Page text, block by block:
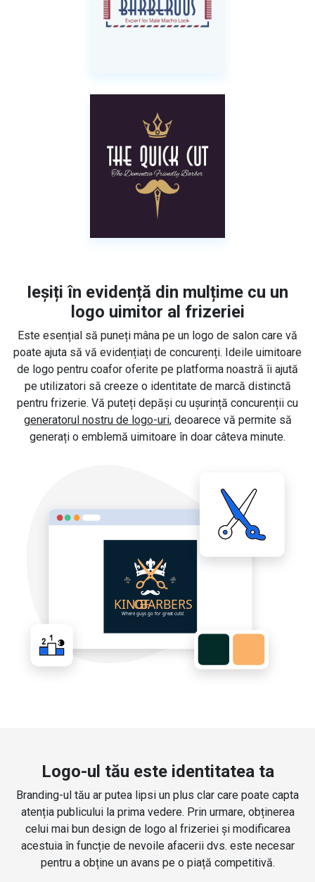
Ieșiți în evidență din mulțime cu un
logo uimitor al frizeriei
Este esențial să puneți mâna pe un logo de salon care vă
poate ajuta să vă evidențiați de concurenți. Ideile uimitoare
de logo pentru coafor oferite pe platforma noastră îi ajută
pe utilizatori să creeze o identitate de marcă distinctă
pentru frizerie. Vă puteți depăși cu ușurință concurenții cu
generatorul nostru de logo-uri, deoarece vă permite să
generați o emblemă uimitoare în doar câteva minute.
Logo-ul tău este identitatea ta
Branding-ul tău ar putea lipsi un plus clar care poate capta
atenția publicului la prima vedere. Prin urmare, obținerea
celui mai bun design de logo al frizeriei și modificarea
acestuia în funcție de nevoile afacerii dvs. este necesar
pentru a obține un avans pe o piață competitivă.